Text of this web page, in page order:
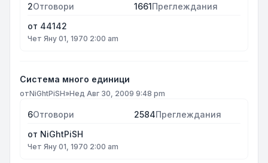
2Отговори 1661Преглеждания
от 44142
Чет Яну 01, 1970 2:00 am
Система много единици
отNiGhtPiSH»Нед Авг 30, 2009 9:48 pm
6Отговори 2584Преглеждания
от NiGhtPiSH
Чет Яну 01, 1970 2:00 am